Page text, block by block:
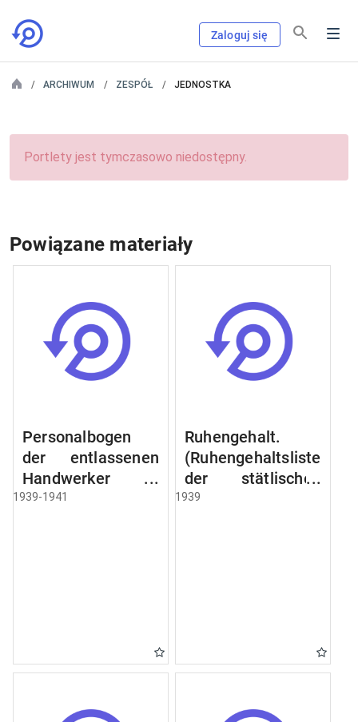
Zaloguj się
ARCHIWUM ZESPÓŁ JEDNOSTKA
Portlety jest tymczasowo niedostępny.
Powiązane materiały
Personalbogen
der entlassenen
Handwerker u.
Arbeiter des
1939-1941
Ruhengehalt.
(Ruhengehaltsliste
der stätlischen
Beamten u.
Raczyński! Schen
Bibliothek).
1939